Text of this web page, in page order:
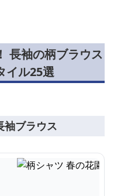
長袖の柄ブラウス
イル25選
袖ブラウス